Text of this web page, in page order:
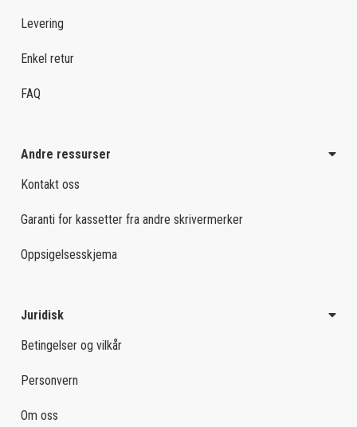
Levering
Enkel retur
FAQ
Andre ressurser
Kontakt oss
Garanti for kassetter fra andre skrivermerker
Oppsigelsesskjema
Juridisk
Betingelser og vilkår
Personvern
Om oss